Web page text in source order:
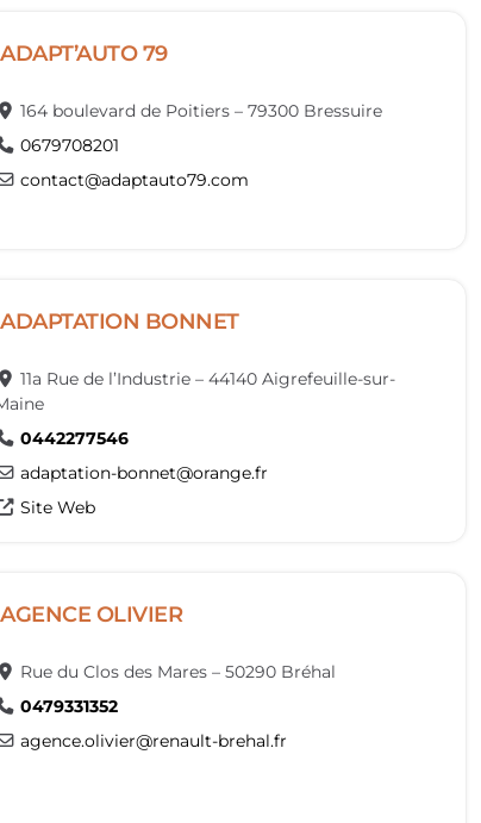
ADAPT’AUTO 79
164 boulevard de Poitiers – 79300 Bressuire
0679708201
contact@adaptauto79.com
ADAPTATION BONNET
11a Rue de l’Industrie – 44140 Aigrefeuille-sur-
0442277546
adaptation-bonnet@orange.fr
Site Web
AGENCE OLIVIER
Rue du Clos des Mares – 50290 Bréhal
0479331352
agence.olivier@renault-brehal.fr